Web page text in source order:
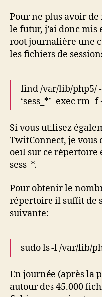
Pour ne plus avoir de
le futur, j’ai donc mis
root journalière une
les fichiers de
find /var/lib/php5/
‘sess_*’ -exec rm -f
Si vous utilisez
TwitConnect, je vous
oeil sur ce répertoire
sess_*.
Pour obtenir le
répertoire il suffit de
suivante:
sudo ls -l /var/lib/
En journée (après la
autour des 45.000